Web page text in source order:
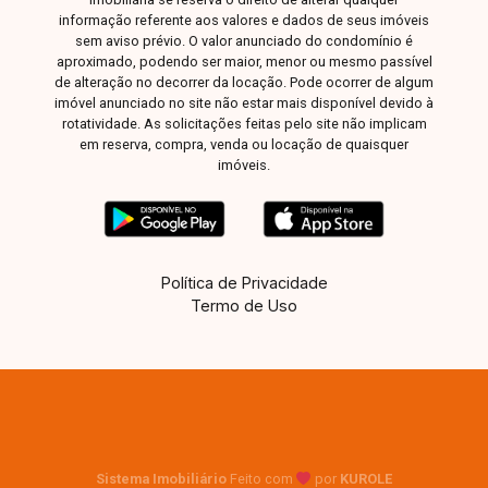
informação referente aos valores e dados de seus imóveis
sem aviso prévio. O valor anunciado do condomínio é
aproximado, podendo ser maior, menor ou mesmo passível
de alteração no decorrer da locação. Pode ocorrer de algum
imóvel anunciado no site não estar mais disponível devido à
rotatividade. As solicitações feitas pelo site não implicam
em reserva, compra, venda ou locação de quaisquer
imóveis.
Política de Privacidade
Termo de Uso
Sistema Imobiliário Feito com por KUROLE